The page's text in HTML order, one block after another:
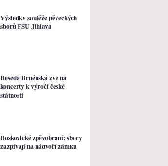
Výsledky soutěže pěveckých
sborů FSU Jihlava
Beseda Brněnská zve na
koncerty k výročí české
státnosti
Boskovické zpěvobraní: sbory
zazpívají na nádvoří zámku